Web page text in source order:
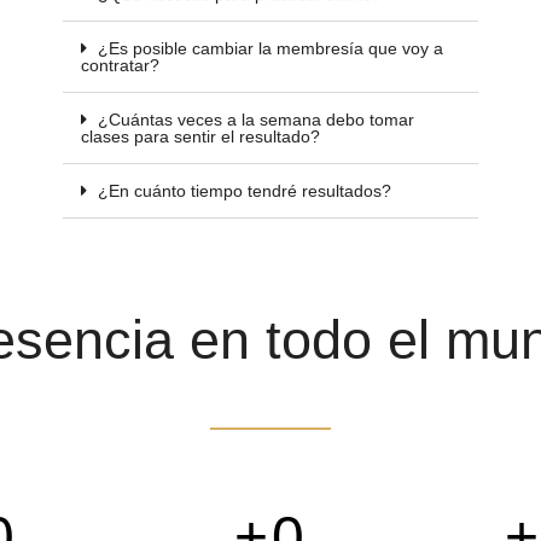
¿Es posible cambiar la membresía que voy a
contratar?
¿Cuántas veces a la semana debo tomar
clases para sentir el resultado?
¿En cuánto tiempo tendré resultados?
en todo el